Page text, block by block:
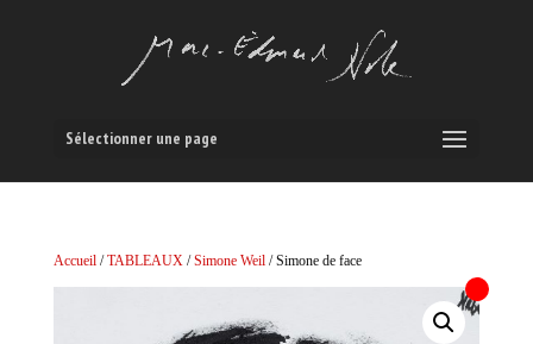
Sélectionner une page
Accueil/TABLEAUX/Simone Weil/ Simone de face